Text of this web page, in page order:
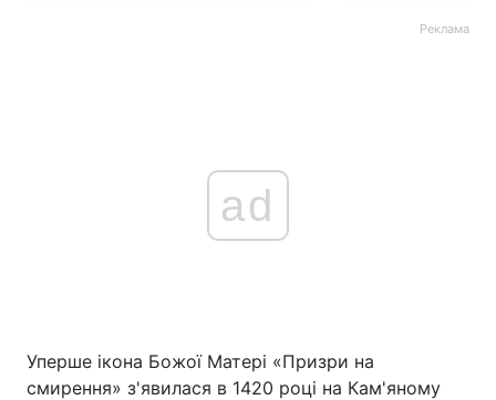
Реклама
ad
Уперше ікона Божої Матері «Призри на
смирення» з'явилася в 1420 році на Кам'яному